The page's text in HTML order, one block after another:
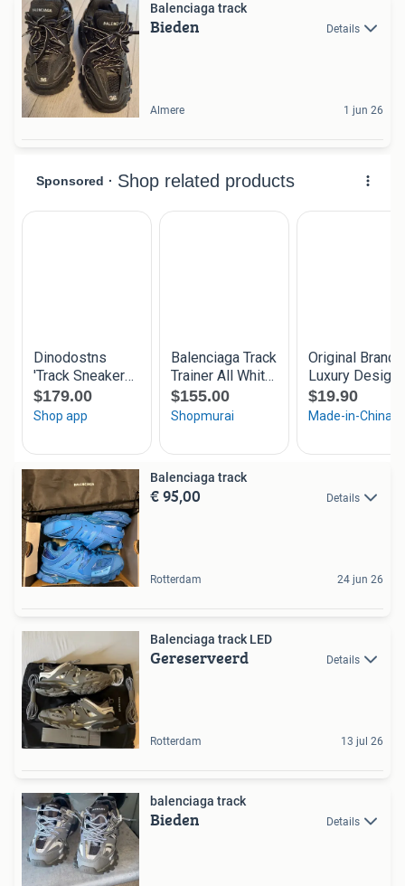
Balenciaga track
Bieden Details
Almere 1 jun 26
Balenciaga track
€ 95,00 Details
Rotterdam 24 jun 26
Balenciaga track LED
Gereserveerd Details
Rotterdam 13 jul 26
balenciaga track
Bieden Details